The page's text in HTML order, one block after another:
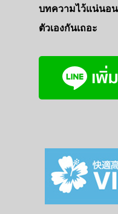
บทความไว้แน่นอน
ตัวเองกันเถอะ